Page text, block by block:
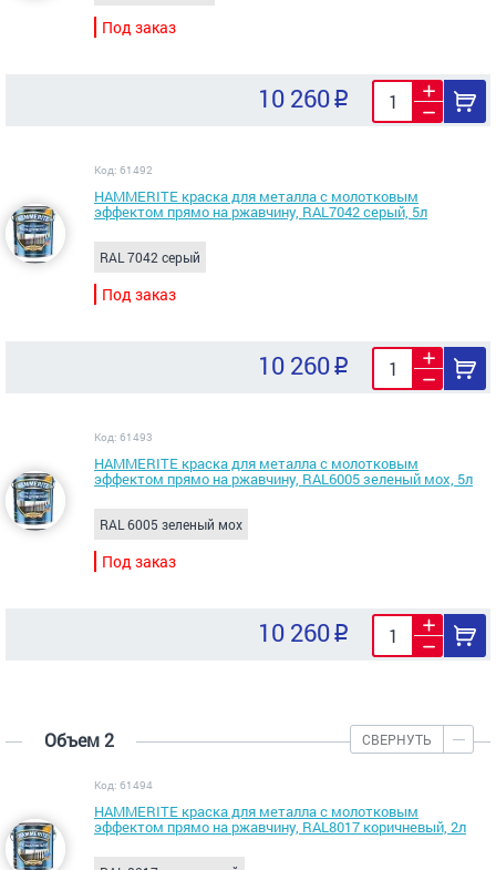
Под заказ
10 260
Код: 61492
HAMMERITE краска для металла с молотковым
эффектом прямо на ржавчину, RAL7042 серый, 5л
RAL 7042 серый
Под заказ
10 260
Код: 61493
HAMMERITE краска для металла с молотковым
эффектом прямо на ржавчину, RAL6005 зеленый мох, 5л
RAL 6005 зеленый мох
Под заказ
10 260
Объем 2 СВЕРНУТЬ
Код: 61494
HAMMERITE краска для металла с молотковым
эффектом прямо на ржавчину, RAL8017 коричневый, 2л